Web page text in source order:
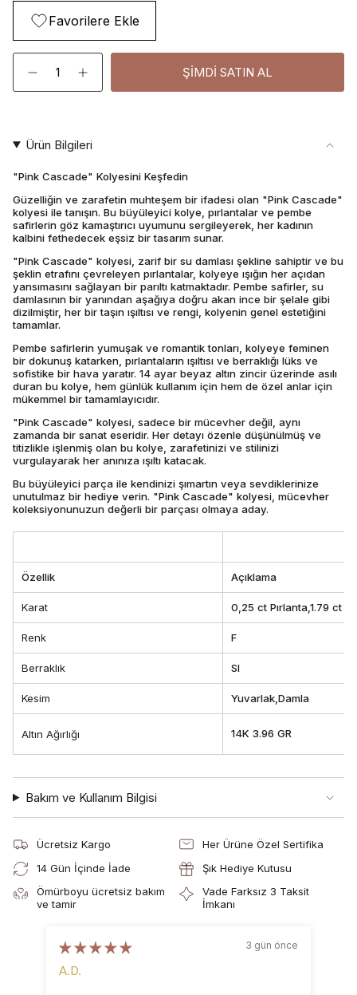
Favorilere Ekle
Adet
ŞIMDI SATIN AL
Ürün Bilgileri
"Pink Cascade" Kolyesini Keşfedin
Güzelliğin ve zarafetin muhteşem bir ifadesi olan "Pink Cascade"
kolyesi ile tanışın. Bu büyüleyici kolye, pırlantalar ve pembe
safirlerin göz kamaştırıcı uyumunu sergileyerek, her kadının
kalbini fethedecek eşsiz bir tasarım sunar.
"Pink Cascade" kolyesi, zarif bir su damlası şekline sahiptir ve bu
şeklin etrafını çevreleyen pırlantalar, kolyeye ışığın her açıdan
yansımasını sağlayan bir parıltı katmaktadır. Pembe safirler, su
damlasının bir yanından aşağıya doğru akan ince bir şelale gibi
dizilmiştir, her bir taşın ışıltısı ve rengi, kolyenin genel estetiğini
tamamlar.
Pembe safirlerin yumuşak ve romantik tonları, kolyeye feminen
bir dokunuş katarken, pırlantaların ışıltısı ve berraklığı lüks ve
sofistike bir hava yaratır. 14 ayar beyaz altın zincir üzerinde asılı
duran bu kolye, hem günlük kullanım için hem de özel anlar için
mükemmel bir tamamlayıcıdır.
"Pink Cascade" kolyesi, sadece bir mücevher değil, aynı
zamanda bir sanat eseridir. Her detayı özenle düşünülmüş ve
titizlikle işlenmiş olan bu kolye, zarafetinizi ve stilinizi
vurgulayarak her anınıza ışıltı katacak.
Bu büyüleyici parça ile kendinizi şımartın veya sevdiklerinize
unutulmaz bir hediye verin. "Pink Cascade" kolyesi, mücevher
koleksiyonunuzun değerli bir parçası olmaya aday.
Özellik Açıklama
Karat 0,25 ct Pırlanta,1.79 ct
Renk F
Berraklık SI
Kesim Yuvarlak,Damla
Altın Ağırlığı 14K 3.96 GR
Bakım ve Kullanım Bilgisi
Ücretsiz Kargo
Her Ürüne Özel Sertifika
14 Gün İçinde İade
Şık Hediye Kutusu
Ömürboyu ücretsiz bakım
ve tamir
Vade Farksız 3 Taksit
İmkanı
3 gün önce
A.D.